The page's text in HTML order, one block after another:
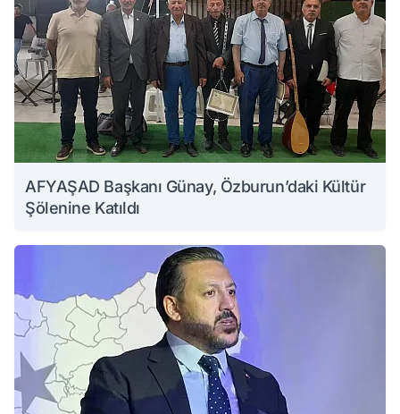
AFYAŞAD Başkanı Günay, Özburun’daki Kültür
Şölenine Katıldı